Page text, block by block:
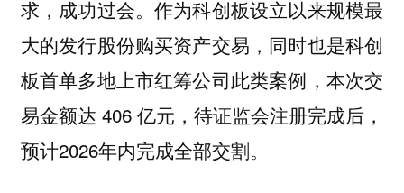
求，成功过会。作为科创板设立以来规模最
大的发行股份购买资产交易，同时也是科创
板首单多地上市红筹公司此类案例，本次交
易金额达 406 亿元，待证监会注册完成后，
预计2026年内完成全部交割。